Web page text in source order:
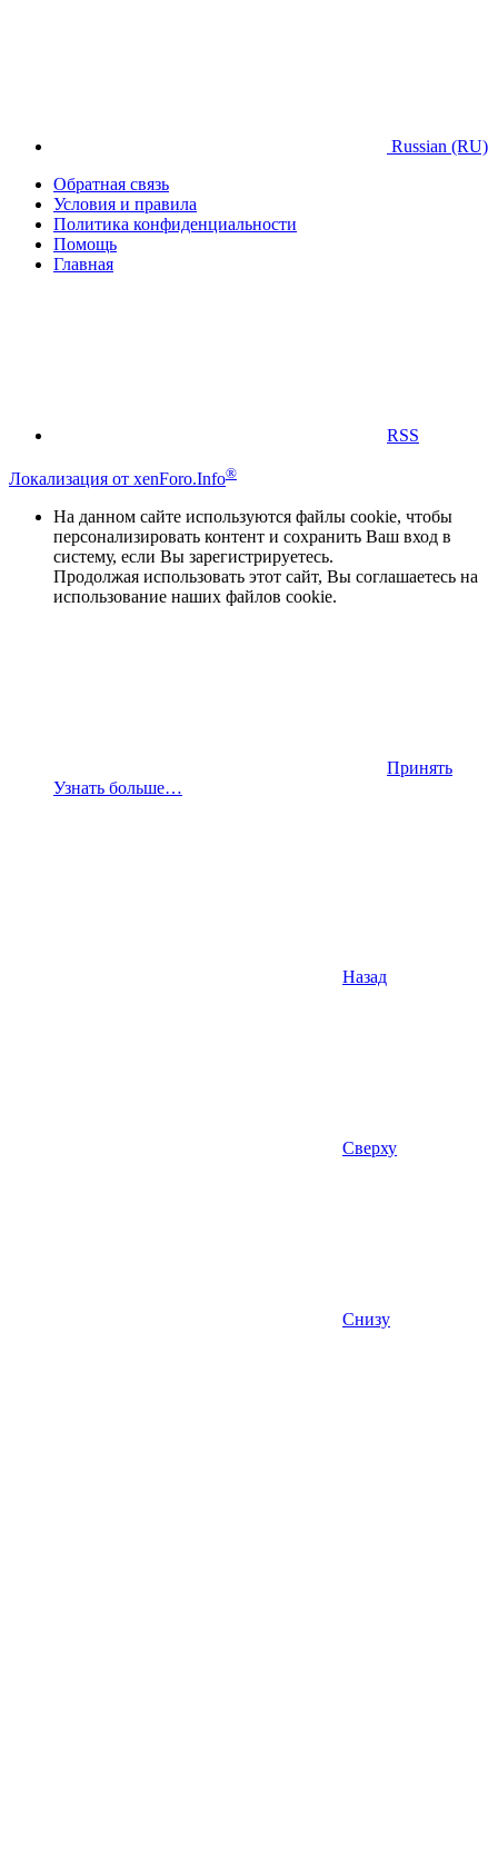
Russian (RU)
Обратная связь
Условия и правила
Политика конфиденциальности
Помощь
Главная
RSS
Локализация от xenForo.Info®
На данном сайте используются файлы cookie, чтобы
персонализировать контент и сохранить Ваш вход в
систему, если Вы зарегистрируетесь.
Продолжая использовать этот сайт, Вы соглашаетесь на
использование наших файлов cookie.
Принять
Узнать больше…
Назад
Сверху
Снизу